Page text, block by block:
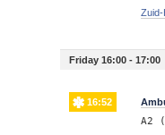
Zuid-
Friday 16:00 - 17:00
16:52
A2